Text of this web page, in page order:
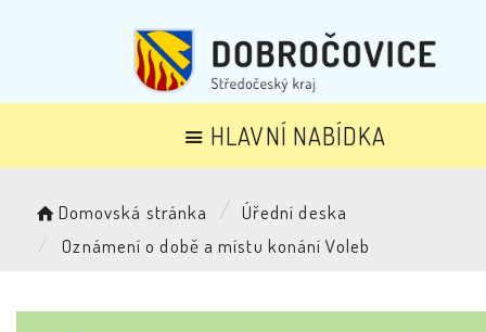
HLAVNÍ NABÍDKA
Domovská stránka
Úřední deska
Oznámení o době a místu konání Voleb